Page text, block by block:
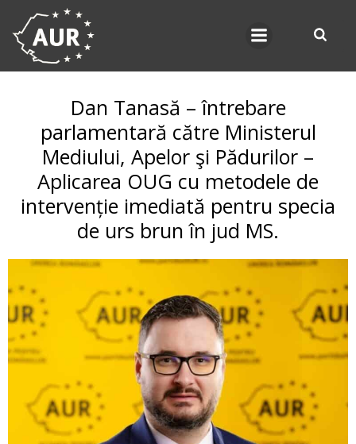
Dan Tanasă – întrebare
parlamentară către Ministerul
Mediului, Apelor şi Pădurilor –
Aplicarea OUG cu metodele de
intervenție imediată pentru specia
de urs brun în jud MS.